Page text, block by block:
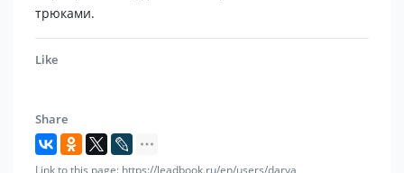
трюками.
Like
Share
Link to this page: https://leadbook.ru/en/users/darya